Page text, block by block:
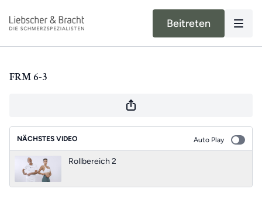
Beitreten
FRM 6-3
NÄCHSTES VIDEO Auto Play
Rollbereich 2